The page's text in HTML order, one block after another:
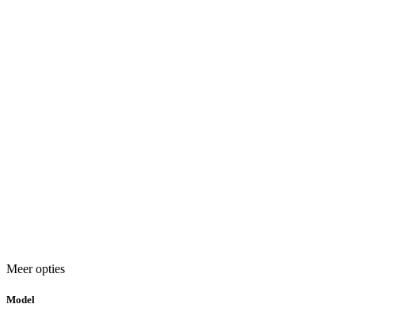
Meer opties
Model